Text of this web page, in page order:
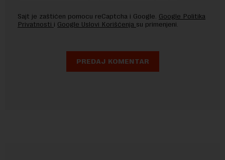
Sajt je zaštićen pomocu reCaptcha i Google. Google Politika
Privatnosti i Google Uslovi Korišćenja su primenjeni.